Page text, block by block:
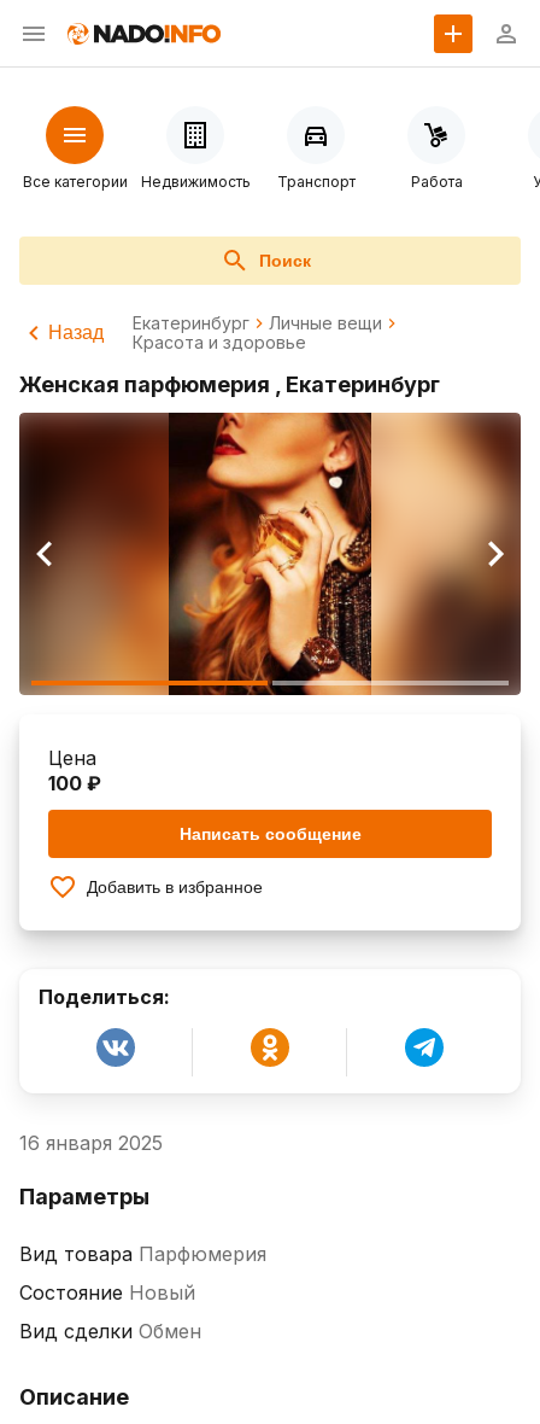
Все категории Недвижимость Транспорт Работа
Поиск
Назад Екатеринбург
Личные вещи
Красота и здоровье
Женская парфюмерия , Екатеринбург
Цена
100 ₽
Написать сообщение
Добавить в избранное
Поделиться:
16 января 2025
Параметры
Вид товара Парфюмерия
Состояние Новый
Вид сделки Обмен
Описание